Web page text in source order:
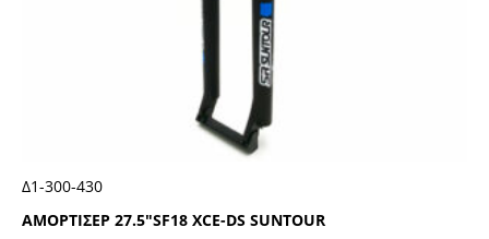
ΑΜΟΡΤΙΣΕΡ 27.5″SF18 ΧCΕ-DS SUΝΤΟUR
Δ1-300-430